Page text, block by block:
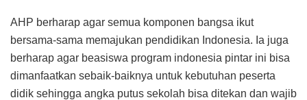
AHP berharap agar semua komponen bangsa ikut
bersama-sama memajukan pendidikan Indonesia. Ia juga
berharap agar beasiswa program indonesia pintar ini bisa
dimanfaatkan sebaik-baiknya untuk kebutuhan peserta
didik sehingga angka putus sekolah bisa ditekan dan wajib